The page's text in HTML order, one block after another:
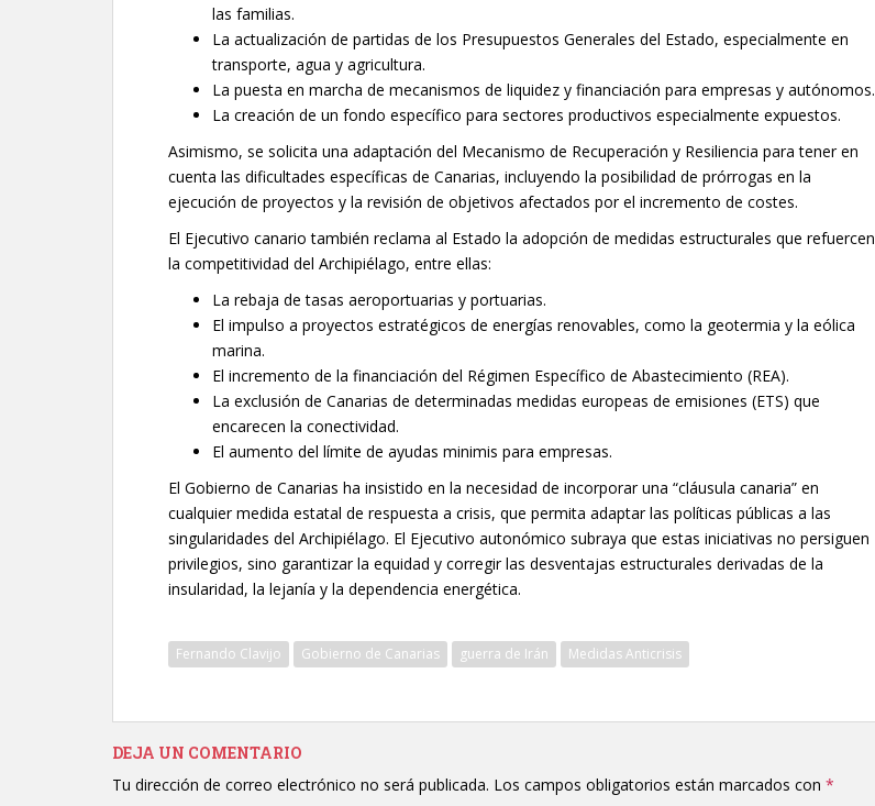
las familias.
La actualización de partidas de los Presupuestos Generales del Estado, especialmente en
transporte, agua y agricultura.
La puesta en marcha de mecanismos de liquidez y financiación para empresas y autónomos.
La creación de un fondo específico para sectores productivos especialmente expuestos.
Asimismo, se solicita una adaptación del Mecanismo de Recuperación y Resiliencia para tener en
cuenta las dificultades específicas de Canarias, incluyendo la posibilidad de prórrogas en la
ejecución de proyectos y la revisión de objetivos afectados por el incremento de costes.
El Ejecutivo canario también reclama al Estado la adopción de medidas estructurales que refuercen
la competitividad del Archipiélago, entre ellas:
La rebaja de tasas aeroportuarias y portuarias.
El impulso a proyectos estratégicos de energías renovables, como la geotermia y la eólica
marina.
El incremento de la financiación del Régimen Específico de Abastecimiento (REA).
La exclusión de Canarias de determinadas medidas europeas de emisiones (ETS) que
encarecen la conectividad.
El aumento del límite de ayudas minimis para empresas.
El Gobierno de Canarias ha insistido en la necesidad de incorporar una “cláusula canaria” en
cualquier medida estatal de respuesta a crisis, que permita adaptar las políticas públicas a las
singularidades del Archipiélago. El Ejecutivo autonómico subraya que estas iniciativas no persiguen
privilegios, sino garantizar la equidad y corregir las desventajas estructurales derivadas de la
insularidad, la lejanía y la dependencia energética.
Fernando Clavijo Gobierno de Canarias guerra de Irán Medidas Anticrisis
DEJA UN COMENTARIO
Tu dirección de correo electrónico no será publicada. Los campos obligatorios están marcados con *